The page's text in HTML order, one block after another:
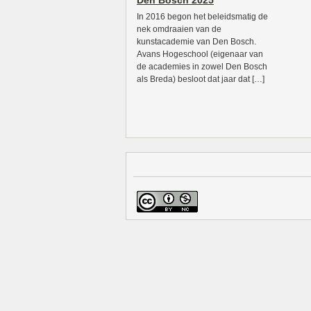
In 2016 begon het beleidsmatig de
nek omdraaien van de
kunstacademie van Den Bosch.
Avans Hogeschool (eigenaar van
de academies in zowel Den Bosch
als Breda) besloot dat jaar dat […]